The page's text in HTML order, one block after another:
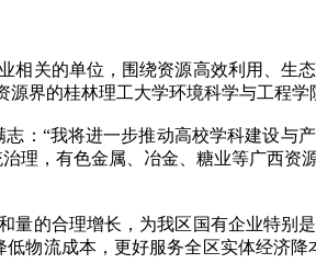
关的单位，围绕资源高效利用、生
界的桂林理工大学环境科学与工程学
“我将进一步推动高校学科建设与
，有色金属、冶金、糖业等广西资
的合理增长，为我区国有企业特别
物流成本，更好服务全区实体经济